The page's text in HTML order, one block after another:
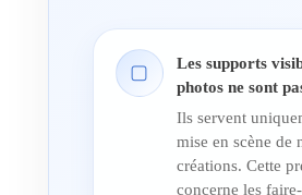
▢
Les supports
photos ne sont
Ils servent
mise en scène de
créations. Cette
concerne les